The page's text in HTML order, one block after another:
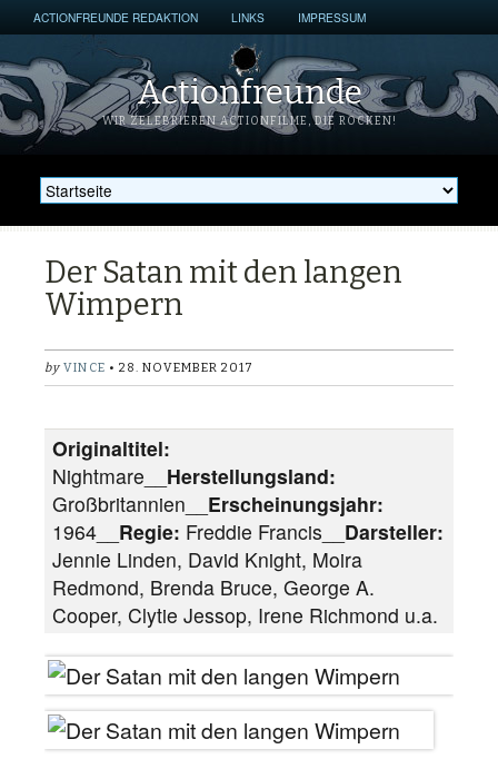
ACTIONFREUNDE REDAKTION LINKS IMPRESSUM
Actionfreunde
WIR ZELEBRIEREN ACTIONFILME, DIE ROCKEN!
Der Satan mit den langen
Wimpern
by VINCE • 28. NOVEMBER 2017
Originaltitel:
Nightmare__ Herstellungsland:
Großbritannien__ Erscheinungsjahr:
1964__ Regie: Freddie Francis__ Darsteller:
Jennie Linden, David Knight, Moira
Redmond, Brenda Bruce, George A.
Cooper, Clytie Jessop, Irene Richmond u.a.